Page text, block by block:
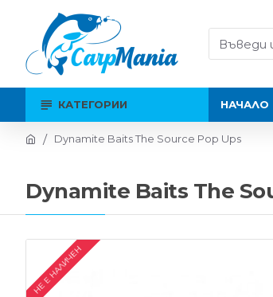
КАТЕГОРИИ НАЧАЛО
Dynamite Baits The Source Pop Ups
Dynamite Baits The
НЕ Е НАЛИЧЕН